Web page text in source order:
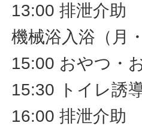
13:00 排泄介助
機械浴入浴（月
15:00 おやつ・
15:30 トイレ誘
16:00 排泄介助